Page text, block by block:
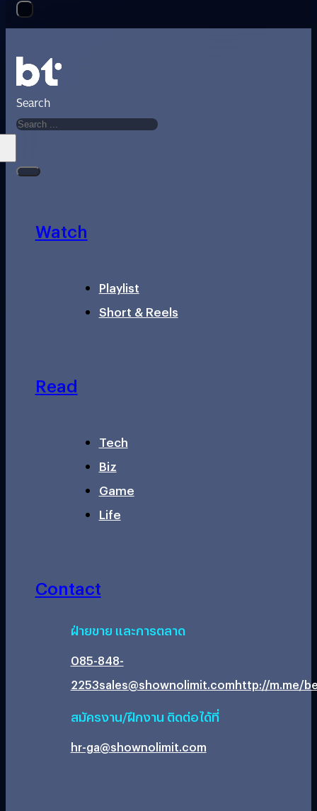
Search
Watch
Playlist
Short & Reels
Read
Tech
Biz
Game
Life
Contact
ฝ่ายขาย และการตลาด
085-848-
2253sales@shownolimit.comhttp://m.me/
สมัครงาน/ฝึกงาน ติดต่อได้ที่
hr-ga@shownolimit.com